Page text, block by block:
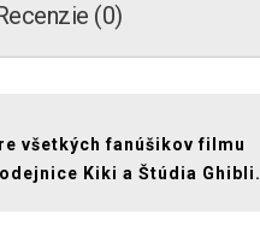
(0)
všetkých fanúšikov filmu
Kiki a Štúdia Ghibli.